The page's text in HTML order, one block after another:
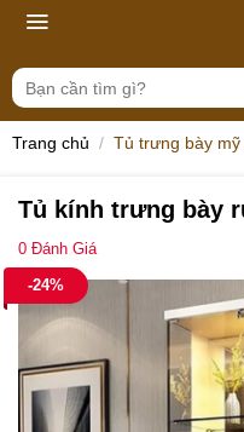
Skip
content
Tìm
kiếm:
Trang chủ / Tủ trưng bày mỹ
Tủ kính trưng bày
0 Đánh Giá
-24%